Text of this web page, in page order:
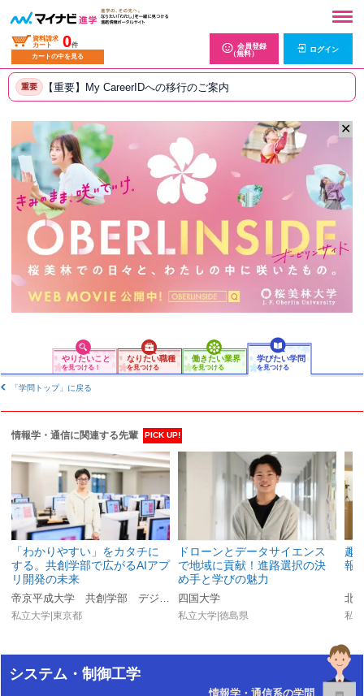
資料請求
カート
0件
カートの中を見る
会員登録
（無料）
ログイン
重要 【重要】My CareerIDへの移行のご案内
✕
やりたいこと
を見つける！
なりたい職種
を見つける
働きたい業界
を見つける
学びたい学問
を見つける
「学問トップ」に戻る
情報学・通信に関連する先輩 PICK UP!
「わかりやすい」をカタチに
する。共創学部で広がるAIアプ
リ開発の未来
私立大学|東京都
ドローンとデータサイエンス
で地域に貢献！進路選択の決
め手と学びの魅力
四国大学
私立大学|徳島県
趣
報
北
私
システム・制御工学
情報学・通信系の学問